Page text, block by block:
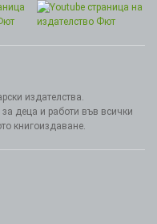
издателства.
деца и работи във всички
книгоиздаване.